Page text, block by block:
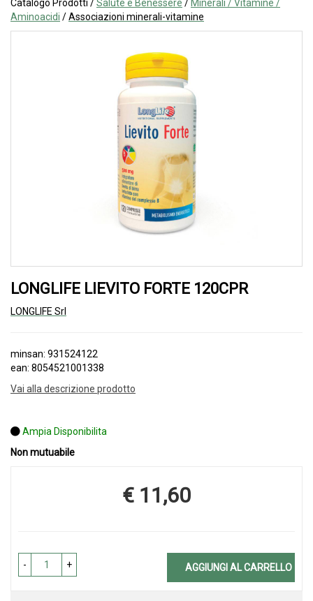
Catalogo Prodotti /Salute e Benessere / Minerali / Vitamine /
Aminoacidi /Associazioni minerali-vitamine
LONGLIFE LIEVITO FORTE 120CPR
LONGLIFE Srl
minsan: 931524122
ean: 8054521001338
Vai alla descrizione prodotto
Ampia Disponibilita
Non mutuabile
Prezzo
€ 11,60
- + AGGIUNGI AL CARRELLO